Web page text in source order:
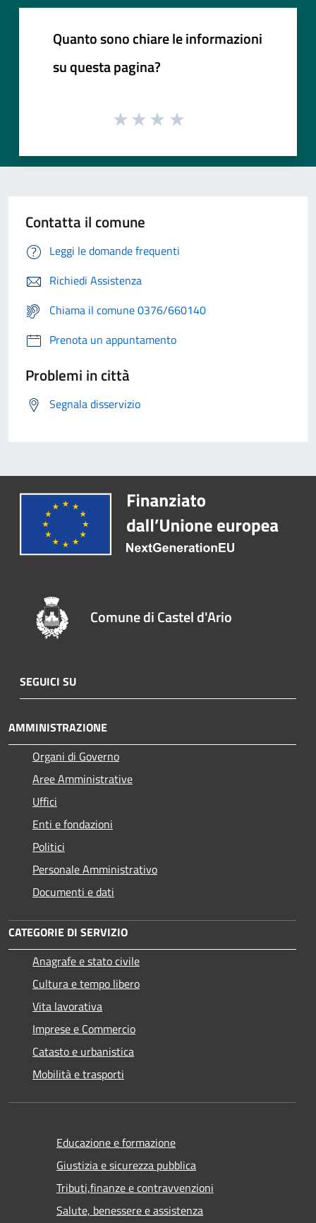
Quanto sono chiare le informazioni
su questa pagina?
Contatta il comune
Leggi le domande frequenti
Richiedi Assistenza
Chiama il comune 0376/660140
Prenota un appuntamento
Problemi in città
Segnala disservizio
Comune di Castel d'Ario
SEGUICI SU
AMMINISTRAZIONE
Organi di Governo
Aree Amministrative
Uffici
Enti e fondazioni
Politici
Personale Amministrativo
Documenti e dati
CATEGORIE DI SERVIZIO
Anagrafe e stato civile
Cultura e tempo libero
Vita lavorativa
Imprese e Commercio
Catasto e urbanistica
Mobilità e trasporti
Educazione e formazione
Giustizia e sicurezza pubblica
Tributi,finanze e contravvenzioni
Salute, benessere e assistenza